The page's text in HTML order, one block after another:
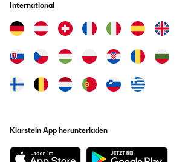
International
Klarstein App herunterladen